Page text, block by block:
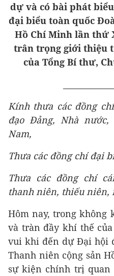
dự và có bài phát
đại biểu toàn quốc
Hồ Chí Minh lần thứ
trân trọng giới thiệu
của Tổng Bí thư,
Kính thưa các đồng
đạo Đảng, Nhà
Nam,
Thưa các đồng chí đại
Thưa các đồng chí
thanh niên, thiếu niên,
Hôm nay, trong
và tràn đầy khí thế
vui khi đến dự Đại hội
Thanh niên cộng sản
sự kiện chính trị quan